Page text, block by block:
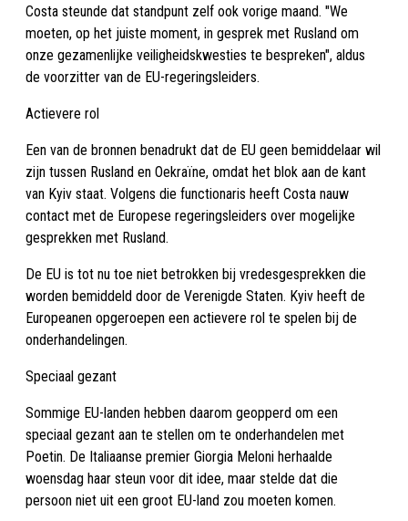
Costa steunde dat standpunt zelf ook vorige maand. "We
moeten, op het juiste moment, in gesprek met Rusland om
onze gezamenlijke veiligheidskwesties te bespreken", aldus
de voorzitter van de EU-regeringsleiders.
Actievere rol
Een van de bronnen benadrukt dat de EU geen bemiddelaar wil
zijn tussen Rusland en Oekraïne, omdat het blok aan de kant
van Kyiv staat. Volgens die functionaris heeft Costa nauw
contact met de Europese regeringsleiders over mogelijke
gesprekken met Rusland.
De EU is tot nu toe niet betrokken bij vredesgesprekken die
worden bemiddeld door de Verenigde Staten. Kyiv heeft de
Europeanen opgeroepen een actievere rol te spelen bij de
onderhandelingen.
Speciaal gezant
Sommige EU-landen hebben daarom geopperd om een
speciaal gezant aan te stellen om te onderhandelen met
Poetin. De Italiaanse premier Giorgia Meloni herhaalde
woensdag haar steun voor dit idee, maar stelde dat die
persoon niet uit een groot EU-land zou moeten komen.